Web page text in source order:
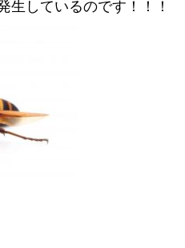
生しているのです！！！